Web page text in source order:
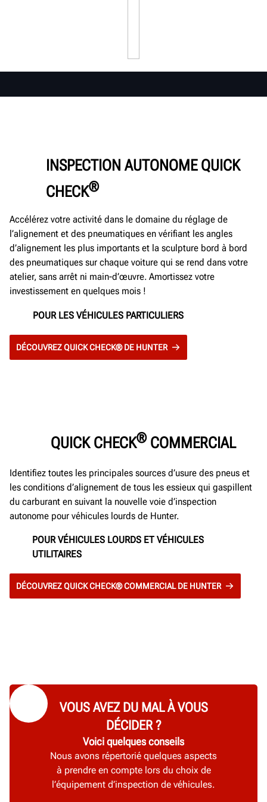
INSPECTION AUTONOME QUICK
CHECK®
Accélérez votre activité dans le domaine du réglage de
l’alignement et des pneumatiques en vérifiant les angles
d’alignement les plus importants et la sculpture bord à bord
des pneumatiques sur chaque voiture qui se rend dans votre
atelier, sans arrêt ni main-d’œuvre. Amortissez votre
investissement en quelques mois !
POUR LES VÉHICULES PARTICULIERS
DÉCOUVREZ QUICK CHECK® DE HUNTER
QUICK CHECK®COMMERCIAL
Identifiez toutes les principales sources d’usure des pneus et
les conditions d’alignement de tous les essieux qui gaspillent
du carburant en suivant la nouvelle voie d’inspection
autonome pour véhicules lourds de Hunter.
POUR VÉHICULES LOURDS ET VÉHICULES
UTILITAIRES
DÉCOUVREZ QUICK CHECK® COMMERCIAL DE HUNTER
VOUS AVEZ DU MAL À VOUS
DÉCIDER ?
Voici quelques conseils
Nous avons répertorié quelques aspects
à prendre en compte lors du choix de
l’équipement d’inspection de véhicules.